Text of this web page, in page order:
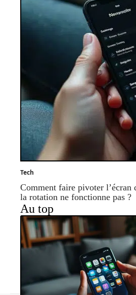
Tech
Comment faire pivoter l’écran
la rotation ne fonctionne pas ?
Au top